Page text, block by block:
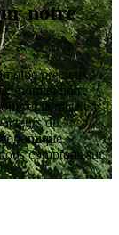
notre
précieux,
notre
et la mise en
du
comptons sur